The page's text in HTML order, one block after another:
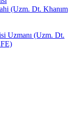
(Uzm. Dt. Khanım
Uzmanı (Uzm. Dt.